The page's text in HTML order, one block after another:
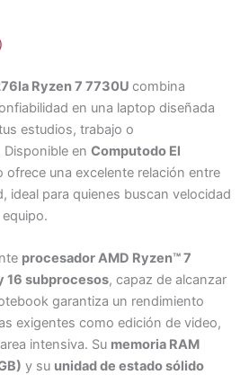
Ryzen 7 7730U combina
en una laptop diseñada
estudios, trabajo o
en Computodo El
ofrece una excelente relación entre
ideal para quienes buscan velocidad
procesador AMD Ryzen™ 7
16 subprocesos, capaz de alcanzar
garantiza un rendimiento
exigentes como edición de video,
intensiva. Su memoria RAM
y su unidad de estado sólido